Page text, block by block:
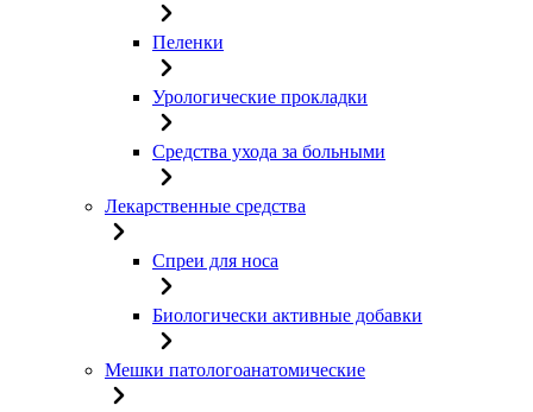
Пеленки
Урологические прокладки
Средства ухода за больными
Лекарственные средства
Спреи для носа
Биологически активные добавки
Мешки патологоанатомические